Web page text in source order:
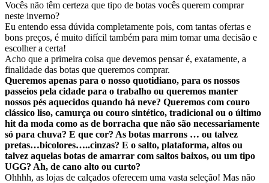
Vocês não têm certeza que tipo de botas vocês querem comprar
neste inverno?
Eu entendo essa dúvida completamente pois, com tantas ofertas e
bons preços, é muito difícil também para mim tomar uma decisão e
escolher a certa!
Acho que a primeira coisa que devemos pensar é, exatamente, a
finalidade das botas que queremos comprar.
Queremos apenas para o nosso quotidiano, para os nossos
passeios pela cidade para o trabalho ou queremos manter
nossos pés aquecidos quando há neve? Queremos com couro
clássico liso, camurça ou couro sintético, tradicional ou o último
hit da moda como as de borracha que não são necessariamente
só para chuva? E que cor? As botas marrons … ou talvez
pretas…bicolores…..cinzas? E o salto, plataforma, altos ou
talvez aquelas botas de amarrar com saltos baixos, ou um tipo
UGG? Ah, de cano alto ou curto?
Ohhhh, as lojas de calçados oferecem uma vasta seleção! Mas não